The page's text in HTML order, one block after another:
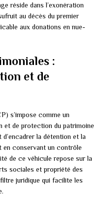
réside dans l’exonération
au décès du premier
aux donations en nue-
:
et de
s’impose comme un
et de protection du patrimoine
la détention et la
en conservant un contrôle
de ce véhicule repose sur la
sociales et propriété des
juridique qui facilite les